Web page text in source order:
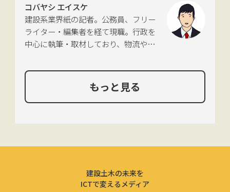
を手掛ける。現在は特に建築や不動
産、さらにはDX分野を探究中。
コバヤシ エイスケ
建設系業界紙の記者。公務員、フリー
ライター・編集者を経て現職。行政を
中心に執筆・取材しており、物流や環
もっと見る
建設土木の未来を
ICTで変えるメディア